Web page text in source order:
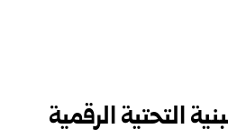
التحتية الرقمية